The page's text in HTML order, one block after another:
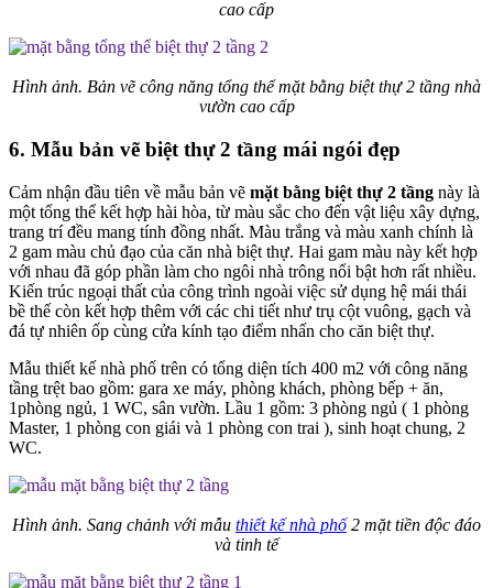
cao cấp
Hình ảnh. Bản vẽ công năng tổng thể mặt bằng biệt thự 2 tầng nhà
vườn cao cấp
6. Mẫu bản vẽ biệt thự 2 tầng mái ngói đẹp
Cảm nhận đầu tiên về mẫu bản vẽ mặt bằng biệt thự 2 tầng này là
một tổng thể kết hợp hài hòa, từ màu sắc cho đến vật liệu xây dựng,
trang trí đều mang tính đồng nhất. Màu trắng và màu xanh chính là
2 gam màu chủ đạo của căn nhà biệt thự. Hai gam màu này kết hợp
với nhau đã góp phần làm cho ngôi nhà trông nổi bật hơn rất nhiều.
Kiến trúc ngoại thất của công trình ngoài việc sử dụng hệ mái thái
bề thế còn kết hợp thêm với các chi tiết như trụ cột vuông, gạch và
đá tự nhiên ốp cùng cửa kính tạo điểm nhấn cho căn biệt thự.
Mẫu thiết kế nhà phố trên có tổng diện tích 400 m2 với công năng
tầng trệt bao gồm: gara xe máy, phòng khách, phòng bếp + ăn,
1phòng ngủ, 1 WC, sân vườn. Lầu 1 gồm: 3 phòng ngủ ( 1 phòng
Master, 1 phòng con giái và 1 phòng con trai ), sinh hoạt chung, 2
WC.
Hình ảnh. Sang chảnh với mẫu thiết kế nhà phố2 mặt tiền độc đáo
và tinh tế